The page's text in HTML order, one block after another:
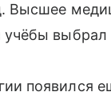
Высшее
выбрал
появился